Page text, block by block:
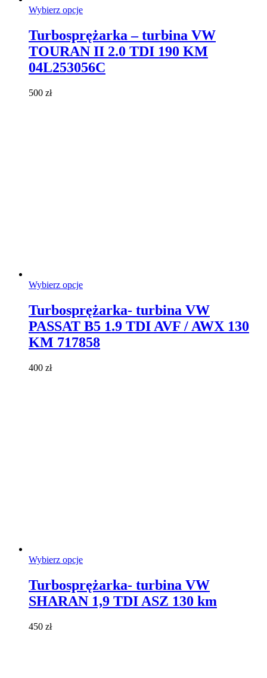
Wybierz opcjeTen
wiele
wariantów.
Opcje
można
Turbosprężarka – turbina VW
TOURAN II 2.0 TDI 190 KM
04L253056C
500 zł
Wybierz opcjeTen
wiele
wariantów.
Opcje
można
Turbosprężarka- turbina VW
PASSAT B5 1.9 TDI AVF / AWX 130
KM 717858
400 zł
Wybierz opcjeTen
wiele
wariantów.
Turbosprężarka- turbina VW
SHARAN 1,9 TDI ASZ 130 km
450 zł